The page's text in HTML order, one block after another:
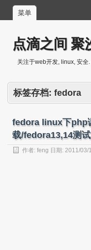
菜单
点滴之间 聚
关注于web开发, linux, 安全
标签存档: fedora
fedora linux下php
载/fedora13,14测
作者: feng 日期: 2011/03/